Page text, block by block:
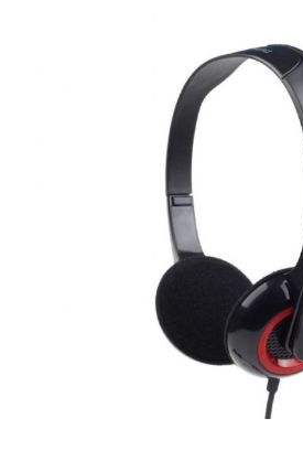
KABELI I KONEKTORI
MREŽNA OPREMA
POTROŠAČKA ELEKTRONIKA